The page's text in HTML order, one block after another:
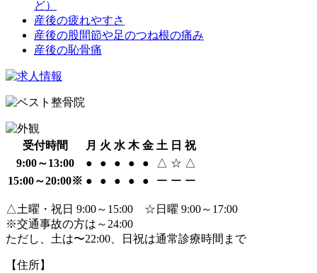
ど）
産後の疲れやすさ
産後の股間節や足のつね根の痛み
産後の恥骨痛
受付時間 月 火 水 木 金 土 日 祝
9:00～13:00
● ● ● ● ● △ ☆ △
15:00～20:00※ ● ● ● ● ● ー ー ー
△土曜・祝日 9:00～15:00 ☆日曜 9:00～17:00
※交通事故の方は～24:00
ただし、土は〜22:00、日祝は通常診療時間まで
【住所】